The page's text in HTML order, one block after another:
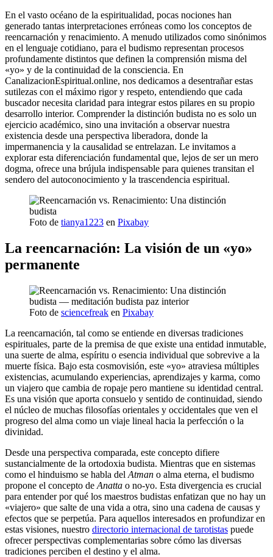
En el vasto océano de la espiritualidad, pocas nociones han
generado tantas interpretaciones erróneas como los conceptos de
reencarnación y renacimiento. A menudo utilizados como sinónimos
en el lenguaje cotidiano, para el budismo representan procesos
profundamente distintos que definen la comprensión misma del
«yo» y de la continuidad de la consciencia. En
CanalizacionEspiritual.online, nos dedicamos a desentrañar estas
sutilezas con el máximo rigor y respeto, entendiendo que cada
buscador necesita claridad para integrar estos pilares en su propio
desarrollo interior. Comprender la distinción budista no es solo un
ejercicio académico, sino una invitación a observar nuestra
existencia desde una perspectiva liberadora, donde la
impermanencia y la causalidad se entrelazan. Le invitamos a
explorar esta diferenciación fundamental que, lejos de ser un mero
dogma, ofrece una brújula indispensable para quienes transitan el
sendero del autoconocimiento y la trascendencia espiritual.
Foto de tianya1223 en Pixabay
La reencarnación: La visión de un «yo»
permanente
Foto de sciencefreak en Pixabay
La reencarnación, tal como se entiende en diversas tradiciones
espirituales, parte de la premisa de que existe una entidad inmutable,
una suerte de alma, espíritu o esencia individual que sobrevive a la
muerte física. Bajo esta cosmovisión, este «yo» atraviesa múltiples
existencias, acumulando experiencias, aprendizajes y karma, como
un viajero que cambia de ropaje pero mantiene su identidad central.
Es una visión que aporta consuelo y sentido de continuidad, siendo
el núcleo de muchas filosofías orientales y occidentales que ven el
progreso del alma como un viaje lineal hacia la perfección o la
divinidad.
Desde una perspectiva comparada, este concepto difiere
sustancialmente de la ortodoxia budista. Mientras que en sistemas
como el hinduismo se habla del Atman o alma eterna, el budismo
propone el concepto de Anatta o no-yo. Esta divergencia es crucial
para entender por qué los maestros budistas enfatizan que no hay un
«viajero» que salte de una vida a otra, sino una cadena de causas y
efectos que se perpetúa. Para aquellos interesados en profundizar en
estas visiones, nuestro directorio internacional de tarotistas puede
ofrecer perspectivas complementarias sobre cómo las diversas
tradiciones perciben el destino y el alma.